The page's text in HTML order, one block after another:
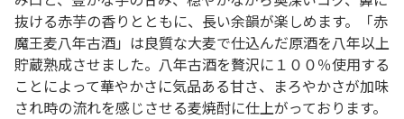
抜ける赤芋の香りとともに、長い余韻が楽しめます。「赤
魔王麦八年古酒」は良質な大麦で仕込んだ原酒を八年以上
貯蔵熟成させました。八年古酒を贅沢に１００％使用する
ことによって華やかさに気品ある甘さ、まろやかさが加味
され時の流れを感じさせる麦焼酎に仕上がっております。